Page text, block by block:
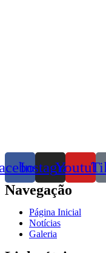
InstagramYoutube
Navegação
Página Inicial
Notícias
Galeria